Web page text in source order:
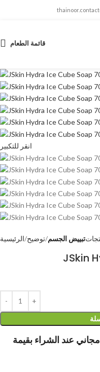
قائمة الطعام
انقر للتكبير
الرئيسية توضيح تبييض الجسم
JSkin